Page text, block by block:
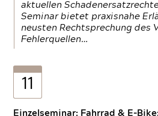
aktuellen
Seminar bietet praxisnahe
neusten Rechtsprechung des
Fehlerquellen…
11
Einzelseminar: Fahrrad & E-